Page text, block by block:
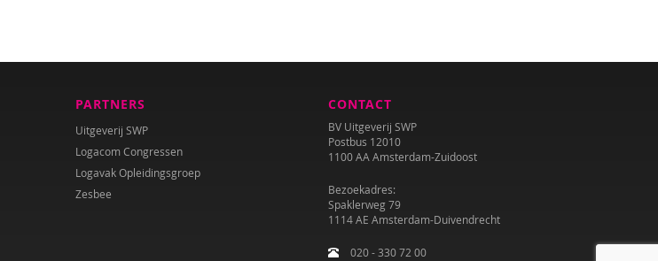
PARTNERS
Uitgeverij SWP
Logacom Congressen
Logavak Opleidingsgroep
Zesbee
CONTACT
BV Uitgeverij SWP
Postbus 12010
1100 AA Amsterdam-Zuidoost
Bezoekadres:
Spaklerweg 79
1114 AE Amsterdam-Duivendrecht
020 - 330 72 00